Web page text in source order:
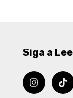
Siga a Lee